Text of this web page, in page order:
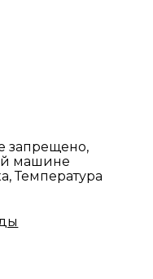
запрещено,
машине
Температура